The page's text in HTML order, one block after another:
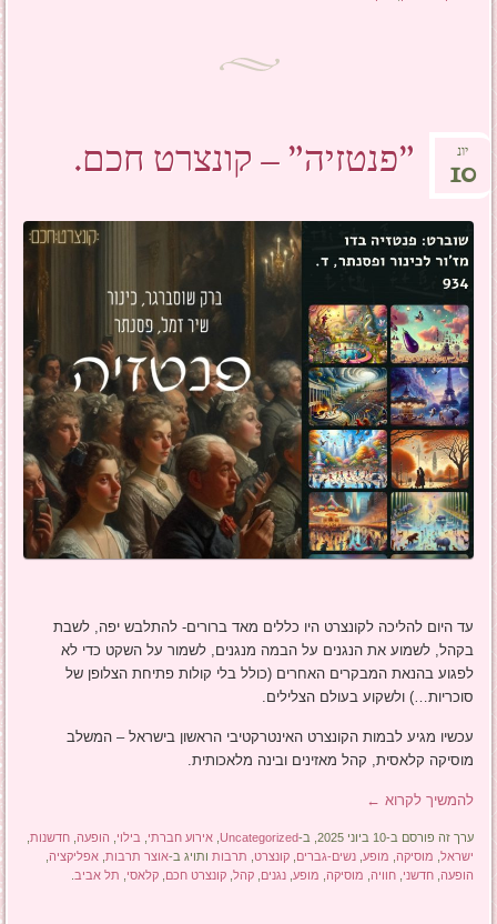
"פנטזיה" – קונצרט חכם. יונ
10
עד היום להליכה לקונצרט היו כללים מאד ברורים- להתלבש יפה, לשבת
בקהל, לשמוע את הנגנים על הבמה מנגנים, לשמור על השקט כדי לא
לפגוע בהנאת המבקרים האחרים (כולל בלי קולות פתיחת הצלופן של
סוכריות…) ולשקוע בעולם הצלילים.
עכשיו מגיע לבמות הקונצרט האינטרקטיבי הראשון בישראל – המשלב
מוסיקה קלאסית, קהל מאזינים ובינה מלאכותית.
להמשיך לקרוא ←
ערך זה פורסם ב-10 ביוני 2025, ב- Uncategorized
,אירוע חברתי בילוי הופעה ,חדשנות
ישראל מוסיקה מופע ,נשים-גברים ,קונצרט תרבות ותויג ב-אוצר תרבות ,אפליקציה
הופעה ,חדשני ,חוויה מוסיקה מופע ,נגנים ,קהל ,קונצרט חכם ,קלאסי תל אביב